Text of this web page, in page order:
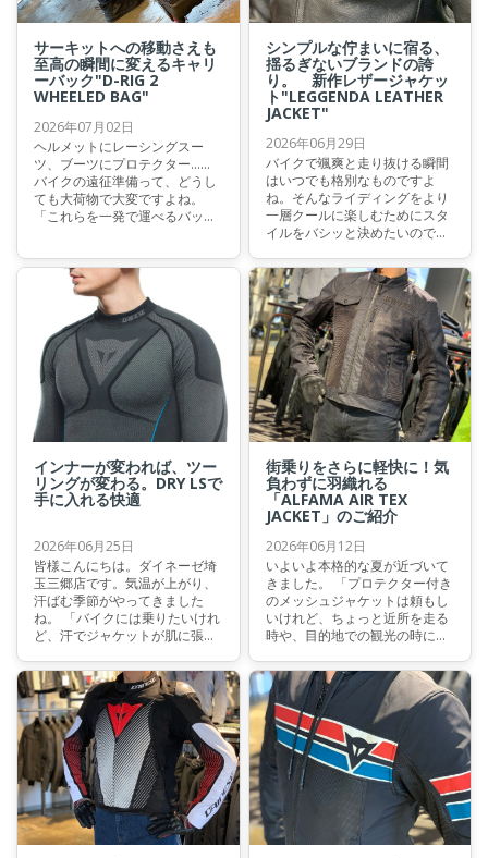
サーキットへの移動さえも
至高の瞬間に変えるキャリ
ーバック"D-RIG 2
WHEELED BAG"
2026年07月02日
ヘルメットにレーシングスー
ツ、ブーツにプロテクター……
バイクの遠征準備って、どうし
ても大荷物で大変ですよね。
「これらを一発で運べるバッグ
んな悩みを解決してくれ、荷物
のパッキングすら楽しみになる
と言っても過言ではないキャリ
ーバッグをご紹介いたします。
シンプルな佇まいに宿る、
揺るぎないブランドの誇
り。 新作レザージャケッ
ト"LEGGENDA LEATHER
JACKET"
2026年06月29日
バイクで颯爽と走り抜ける瞬間
はいつでも格別なものですよ
ね。そんなライディングをより
一層クールに楽しむためにスタ
イルをバシッと決めたいのであ
ージャケットです。 今回はヴィ
ンテージな佇まいと確かな安全
性を両立した、今もっともおす
すめしたい一着"LEGGENDA
LEATHER JACKET"をご紹介いた
します。
インナーが変われば、ツー
リングが変わる。DRY LSで
手に入れる快適
2026年06月25日
皆様こんにちは。ダイネーゼ埼
玉三郷店です。気温が上がり、
汗ばむ季節がやってきました
ね。 「バイクには乗りたいけれ
ど、汗でジャケットが肌に張り
ャケットを着ているのに、熱が
こもって暑い…」 そんなお悩み
を抱えていませんか？ 今回は、
そんな夏のライディングを劇的
に涼しく、快適へと変えてくれ
るダイネーゼ自慢の高機能イン
ナーをご紹介いたします。
街乗りをさらに軽快に！気
負わずに羽織れる
「ALFAMA AIR TEX
JACKET」のご紹介
2026年06月12日
いよいよ本格的な夏が近づいて
きました。 「プロテクター付き
のメッシュジャケットは頼もし
いけれど、ちょっと近所を走る
時や、目的地での観光の時には
そんなお悩みを抱えているライ
ダーはいらっしゃいませんか？
本日は、そんな方にこそ袖を通
していただきたい、今シーズン
大注目の新作アーバンメッシュ
ジャケットをご紹介いたしま
す！